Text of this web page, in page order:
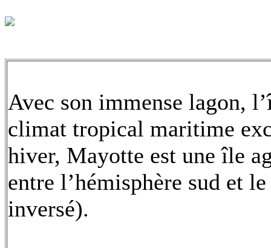
Avec son immense lagon,
climat tropical maritime
hiver, Mayotte est une île
entre l’hémisphère sud et
inversé).